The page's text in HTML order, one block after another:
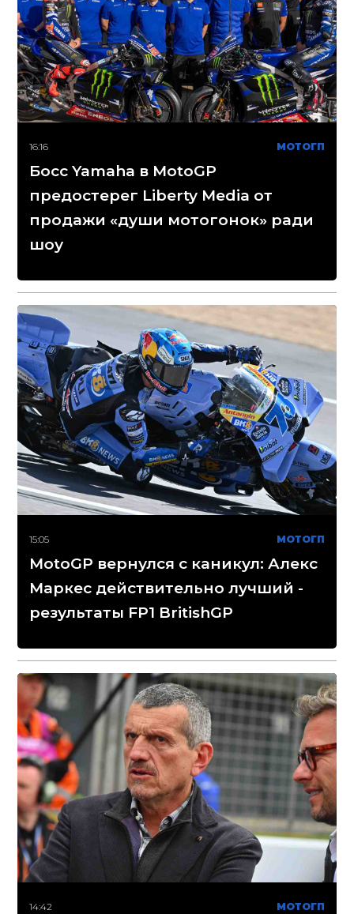
16:16 МОТОГП
Босс Yamaha в MotoGP
предостерег Liberty Media от
продажи «души мотогонок» ради
шоу
15:05 МОТОГП
MotoGP вернулся с каникул: Алекс
Маркес действительно лучший -
результаты FP1 BritishGP
14:42 МОТОГП